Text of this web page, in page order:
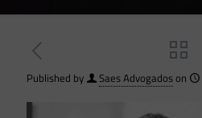
Published by Saes Advogadoson